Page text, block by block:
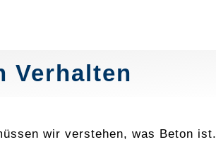
Verhalten
wir verstehen, was Beton ist.